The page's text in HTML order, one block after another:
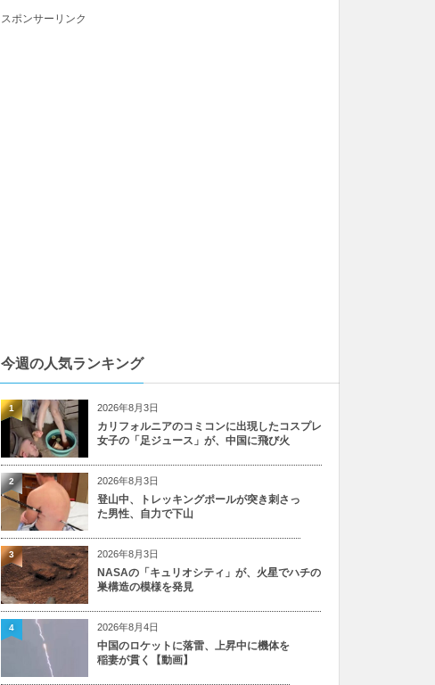
スポンサーリンク
今週の人気ランキング
2026年8月3日
カリフォルニアのコミコンに出現したコスプレ
女子の「足ジュース」が、中国に飛び火
1
2026年8月3日
登山中、トレッキングポールが突き刺さっ
た男性、自力で下山
2
2026年8月3日
NASAの「キュリオシティ」が、火星でハチの
巣構造の模様を発見
3
2026年8月4日
中国のロケットに落雷、上昇中に機体を
稲妻が貫く【動画】
4